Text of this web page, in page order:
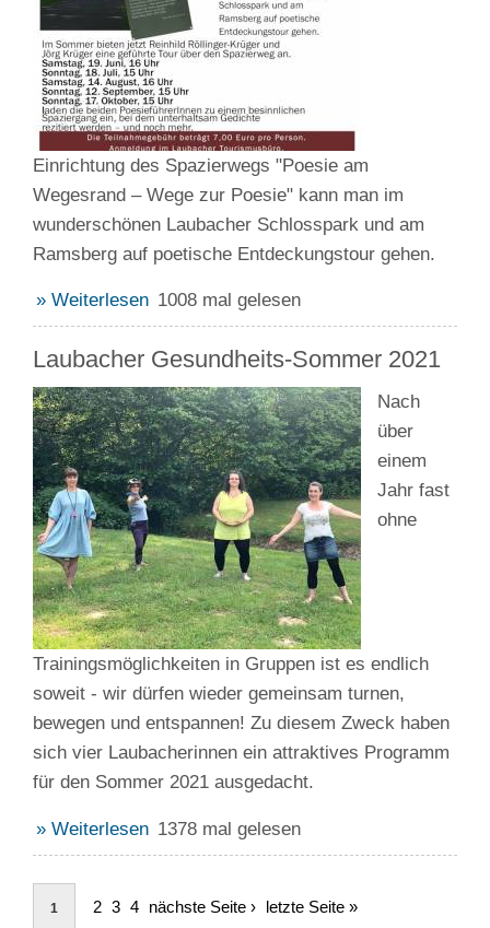
Einrichtung des Spazierwegs "Poesie am
Wegesrand – Wege zur Poesie" kann man im
wunderschönen Laubacher Schlosspark und am
Ramsberg auf poetische Entdeckungstour gehen.
» Weiterlesen 1008 mal gelesen
Laubacher Gesundheits-Sommer 2021
Nach
über
einem
Jahr fast
ohne
Trainingsmöglichkeiten in Gruppen ist es endlich
soweit - wir dürfen wieder gemeinsam turnen,
bewegen und entspannen! Zu diesem Zweck haben
sich vier Laubacherinnen ein attraktives Programm
für den Sommer 2021 ausgedacht.
» Weiterlesen 1378 mal gelesen
1 2 3 4 nächste Seite › letzte Seite »